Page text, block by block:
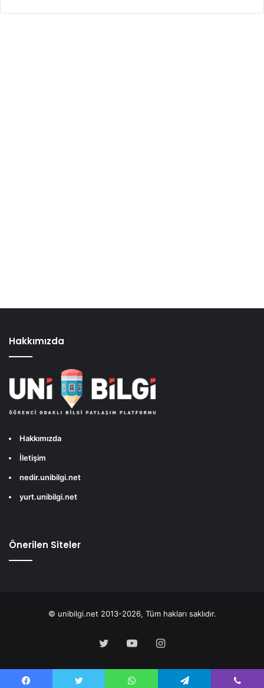
Hakkımızda
Hakkımızda
İletişim
nedir.unibilgi.net
yurt.unibilgi.net
Önerilen Siteler
© unibilgi.net 2013-2026, Tüm hakları saklıdır.
Twitter YouTubeInstagram